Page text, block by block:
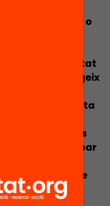
performanceo
un llibre que
un tema tractat
alumne/a afegeix
inicia
la resta
lúdiques
i desenvolupar
a partir de
per a
“Avui he